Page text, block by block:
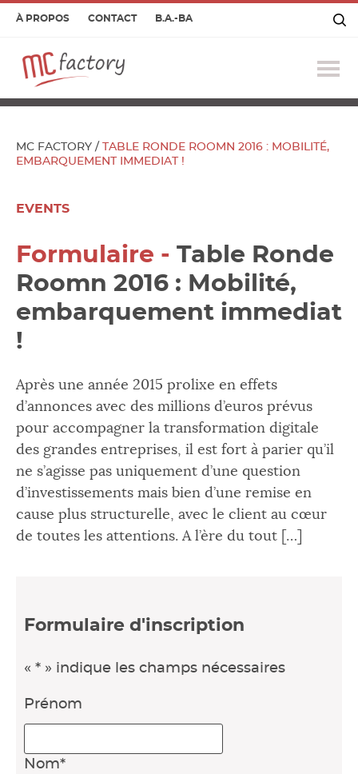
À PROPOS CONTACT B.A.-BA
le
MC FACTORY /
TABLE RONDE ROOMN 2016 : MOBILITÉ,
EMBARQUEMENT IMMEDIAT !
EVENTS
Formulaire - Table Ronde
Roomn 2016 : Mobilité,
embarquement immediat
!
Après une année 2015 prolixe en effets
d’annonces avec des millions d’euros prévus
pour accompagner la transformation digitale
des grandes entreprises, il est fort à parier qu’il
ne s’agisse pas uniquement d’une question
d’investissements mais bien d’une remise en
cause plus structurelle, avec le client au cœur
de toutes les attentions. A l’ère du tout […]
Formulaire d'inscription
« * » indique les champs nécessaires
Prénom
Nom*